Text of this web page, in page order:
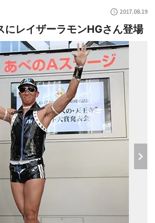
2017.08.19
にレイザーラモンHGさん登場